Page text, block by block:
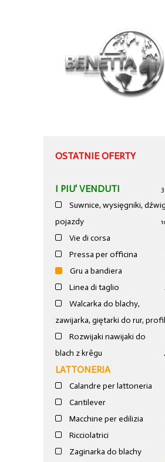
OSTATNIE OFERTY
I PIU' VENDUTI
Suwnice, wysięgniki,
pojazdy
Vie di corsa
Pressa per officina
Gru a bandiera
Linea di taglio
Walcarka do blachy,
zawijarka, giętarki do rur,
Rozwijaki nawijaki do
blach z krêgu
LATTONERIA
Calandre per lattoneria
Cantilever
Macchine per edilizia
Ricciolatrici
Zaginarka do blachy